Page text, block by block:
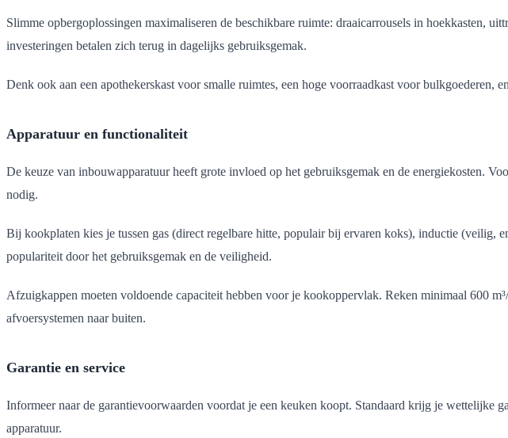
Slimme opbergoplossingen maximaliseren de beschikbare ruimte: draaicarrousels in hoekkasten,
investeringen betalen zich terug in dagelijks gebruiksgemak.
Denk ook aan een apothekerskast voor smalle ruimtes, een hoge voorraadkast voor bulkgoederen,
Apparatuur en functionaliteit
De keuze van inbouwapparatuur heeft grote invloed op het gebruiksgemak en de energiekosten.
nodig.
Bij kookplaten kies je tussen gas (direct regelbare hitte, populair bij ervaren koks), inductie (veilig,
populariteit door het gebruiksgemak en de veiligheid.
Afzuigkappen moeten voldoende capaciteit hebben voor je kookoppervlak. Reken minimaal 600
afvoersystemen naar buiten.
Garantie en service
Informeer naar de garantievoorwaarden voordat je een keuken koopt. Standaard krijg je wettelijke
apparatuur.